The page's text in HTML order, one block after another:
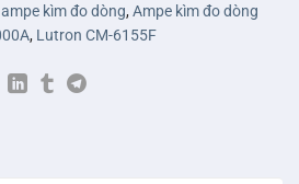
ampe kìm đo dòng,Ampe kìm đo dòng
, Lutron CM-6155F